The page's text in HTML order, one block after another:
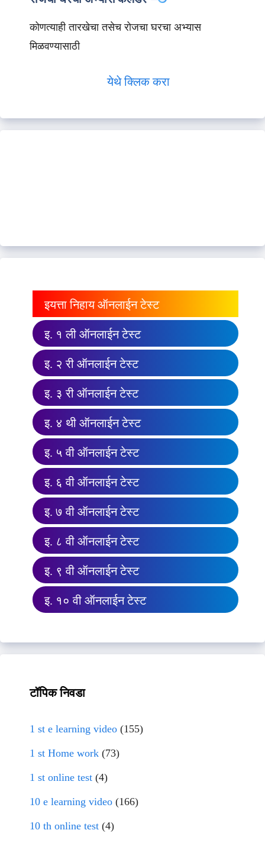
कोणत्याही तारखेचा तसेच रोजचा घरचा अभ्यास
मिळवण्यासाठी
येथे क्लिक करा
इयत्ता निहाय ऑनलाईन टेस्ट
इ. १ ली ऑनलाईन टेस्ट
इ. २ री ऑनलाईन टेस्ट
इ. ३ री ऑनलाईन टेस्ट
इ. ४ थी ऑनलाईन टेस्ट
इ. ५ वी ऑनलाईन टेस्ट
इ. ६ वी ऑनलाईन टेस्ट
इ. ७ वी ऑनलाईन टेस्ट
इ. ८ वी ऑनलाईन टेस्ट
इ. ९ वी ऑनलाईन टेस्ट
इ. १० वी ऑनलाईन टेस्ट
टॉपिक निवडा
1 st e learning video (155)
1 st Home work (73)
1 st online test (4)
10 e learning video (166)
10 th online test (4)